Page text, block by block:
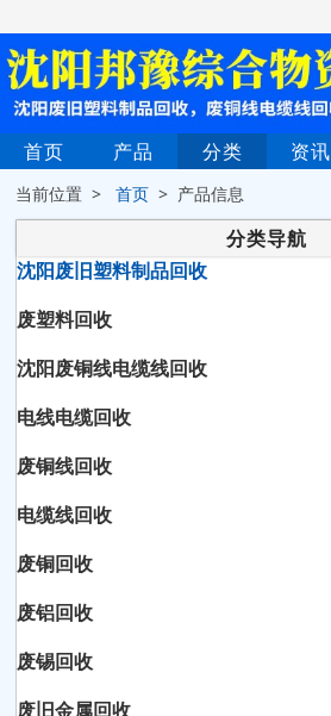
首页 产品 分类 资讯
当前位置 >首页 > 产品信息
分类导航
沈阳废旧塑料制品回收
废塑料回收
沈阳废铜线电缆线回收
电线电缆回收
废铜线回收
电缆线回收
废铜回收
废铝回收
废锡回收
废旧金属回收